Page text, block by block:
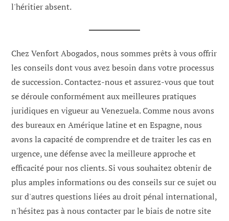
l'héritier absent.
Chez Venfort Abogados, nous sommes prêts à vous offrir
les conseils dont vous avez besoin dans votre processus
de succession. Contactez-nous et assurez-vous que tout
se déroule conformément aux meilleures pratiques
juridiques en vigueur au Venezuela. Comme nous avons
des bureaux en Amérique latine et en Espagne, nous
avons la capacité de comprendre et de traiter les cas en
urgence, une défense avec la meilleure approche et
efficacité pour nos clients. Si vous souhaitez obtenir de
plus amples informations ou des conseils sur ce sujet ou
sur d'autres questions liées au droit pénal international,
n'hésitez pas à nous contacter par le biais de notre site